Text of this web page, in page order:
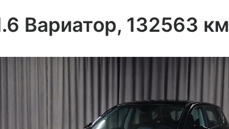
Вариатор, 132563 км